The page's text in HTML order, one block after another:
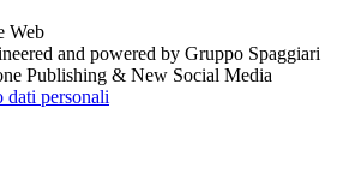
and powered by Gruppo Spaggiari
Publishing & New Social Media
dati personali